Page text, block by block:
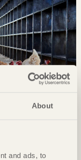
About
and ads, to